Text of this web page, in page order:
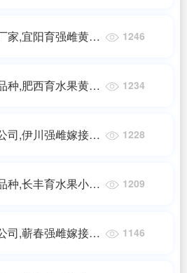
家,宜阳育强雌黄瓜
1246
种,肥西育水果黄瓜
1234
司,伊川强雌嫁接黄
1228
种,长丰育水果小黄
1209
司,蕲春强雌嫁接黄
1146